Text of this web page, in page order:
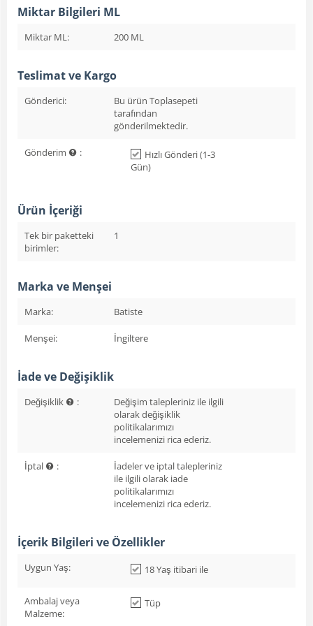
Miktar Bilgileri ML
Miktar ML: 200 ML
Teslimat ve Kargo
Gönderici:
Bu ürün Toplasepeti
tarafından
gönderilmektedir.
Gönderim :
Hızlı Gönderi (1-3
Gün)
Ürün İçeriği
Tek bir paketteki
birimler:
1
Marka ve Menşei
Marka: Batiste
Menşei: İngiltere
İade ve Değişiklik
Değişiklik :
Değişim talepleriniz ile ilgili
olarak değişiklik
politikalarımızı
incelemenizi rica ederiz.
İptal :
İadeler ve iptal talepleriniz
ile ilgili olarak iade
politikalarımızı
incelemenizi rica ederiz.
İçerik Bilgileri ve Özellikler
Uygun Yaş: 18 Yaş itibari ile
Ambalaj veya
Malzeme:
Tüp